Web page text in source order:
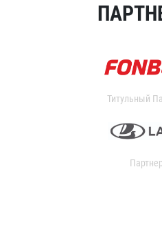
Титульный
Партнер